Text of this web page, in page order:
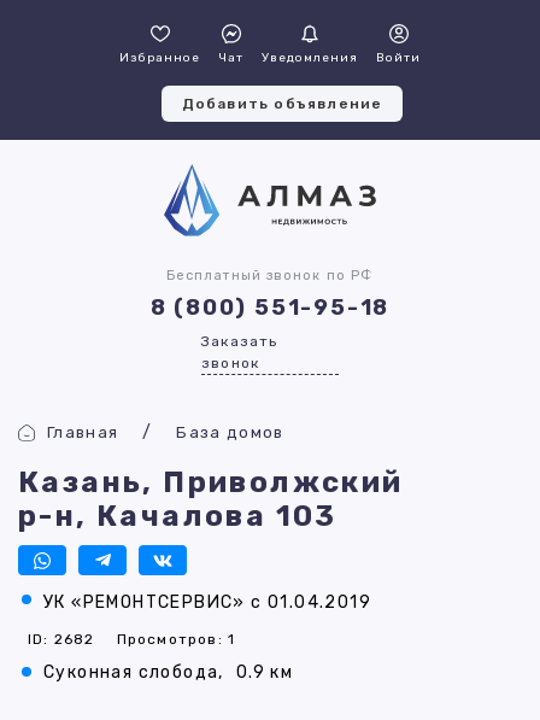
Избранное Чат Уведомления Войти
Добавить объявление
Бесплатный звонок по РФ
8 (800) 551-95-18
Заказать
звонок
Главная База домов
Казань, Приволжский
р-н, Качалова 103
УК «РЕМОНТСЕРВИС» с 01.04.2019
ID: 2682 Просмотров: 1
​Суконная слобода, 0.9 км